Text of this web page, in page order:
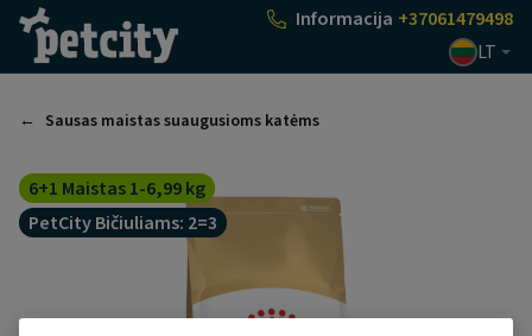
PasirinktiInformacija +37061479498
LT
Sausas maistas suaugusioms katėms
6+1 Maistas 1-6,99 kg
PetCity Bičiuliams: 2=3